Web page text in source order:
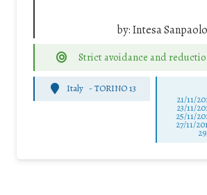
by:Intesa Sanpaolo
Strict avoidance and
Italy -TORINO 13
21/11/
23/11/
25/11/
27/11/